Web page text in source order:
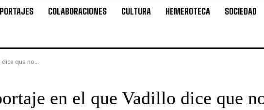
COLABORACIONES CULTURA HEMEROTECA SOCIEDAD
que no...
en el que Vadillo dice que